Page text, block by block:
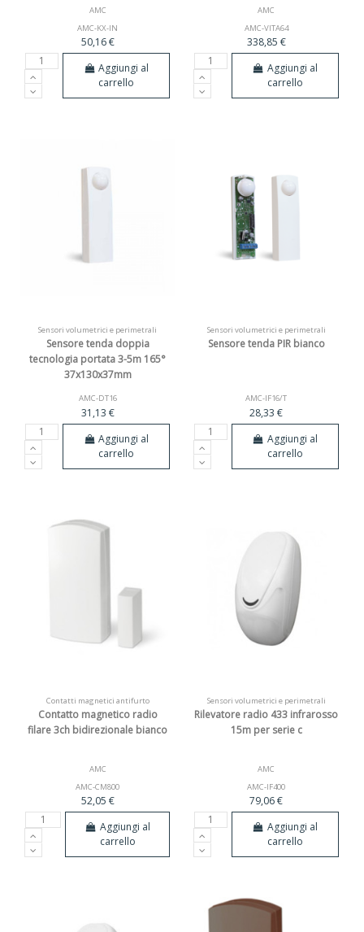
AMC
AMC-KX-IN
50,16 €
Aggiungi al
carrello
AMC
AMC-VITA64
338,85 €
Aggiungi al
carrello
Sensori volumetrici e perimetrali
Sensore tenda doppia
tecnologia portata 3-5m 165°
37x130x37mm
AMC-DT16
31,13 €
Aggiungi al
carrello
Sensori volumetrici e perimetrali
Sensore tenda PIR bianco
AMC-IF16/T
28,33 €
Aggiungi al
carrello
Contatti magnetici antifurto
Contatto magnetico radio
filare 3ch bidirezionale bianco
AMC
AMC-CM800
52,05 €
Aggiungi al
carrello
Sensori volumetrici e perimetrali
Rilevatore radio 433 infrarosso
15m per serie c
AMC
AMC-IF400
79,06 €
Aggiungi al
carrello